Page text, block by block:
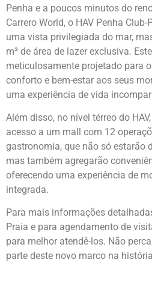
Penha e a poucos minutos do
Carrero World, o HAV Penha
uma vista privilegiada do mar,
m² de área de lazer exclusiva.
meticulosamente projetado para
conforto e bem-estar aos seus
uma experiência de vida
Além disso, no nível térreo do
acesso a um mall com 12
gastronomia, que não só estarão
mas também agregarão
oferecendo uma experiência de
integrada.
Para mais informações
Praia e para agendamento de
para melhor atendê-los. Não
parte deste novo marco na